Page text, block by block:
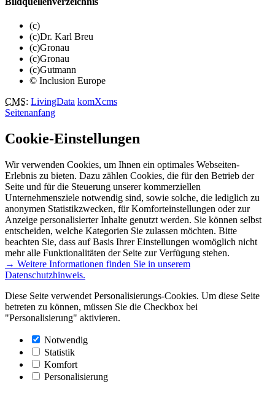
(c)
(c)Dr. Karl Breu
(c)Gronau
(c)Gronau
(c)Gutmann
© Inclusion Europe
CMS: LivingData komXcms
Seitenanfang
Cookie-Einstellungen
Wir verwenden Cookies, um Ihnen ein optimales Webseiten-
Erlebnis zu bieten. Dazu zählen Cookies, die für den Betrieb der
Seite und für die Steuerung unserer kommerziellen
Unternehmensziele notwendig sind, sowie solche, die lediglich zu
anonymen Statistikzwecken, für Komforteinstellungen oder zur
Anzeige personalisierter Inhalte genutzt werden. Sie können selbst
entscheiden, welche Kategorien Sie zulassen möchten. Bitte
beachten Sie, dass auf Basis Ihrer Einstellungen womöglich nicht
mehr alle Funktionalitäten der Seite zur Verfügung stehen.
→ Weitere Informationen finden Sie in unserem
Datenschutzhinweis.
Diese Seite verwendet Personalisierungs-Cookies. Um diese Seite
betreten zu können, müssen Sie die Checkbox bei
"Personalisierung" aktivieren.
Notwendig
Statistik
Komfort
Personalisierung